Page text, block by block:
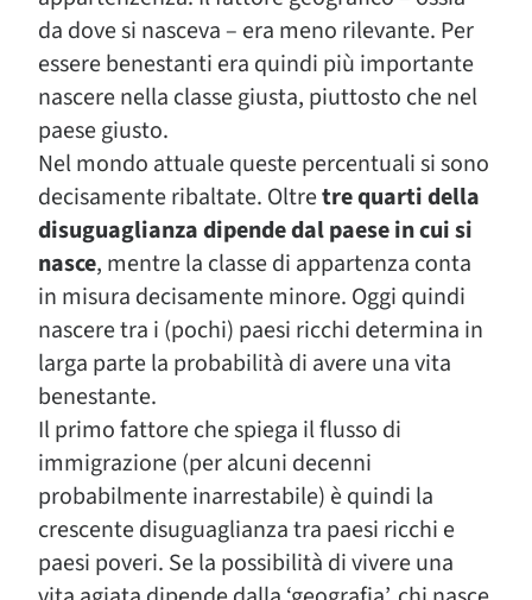
da dove si nasceva – era meno rilevante. Per
essere benestanti era quindi più importante
nascere nella classe giusta, piuttosto che nel
paese giusto.
Nel mondo attuale queste percentuali si sono
decisamente ribaltate. Oltretre quarti della
disuguaglianza dipende dal paese in cui si
nasce, mentre la classe di appartenza conta
in misura decisamente minore. Oggi quindi
nascere tra i (pochi) paesi ricchi determina in
larga parte la probabilità di avere una vita
benestante.
Il primo fattore che spiega il flusso di
immigrazione (per alcuni decenni
probabilmente inarrestabile) è quindi la
crescente disuguaglianza tra paesi ricchi e
paesi poveri. Se la possibilità di vivere una